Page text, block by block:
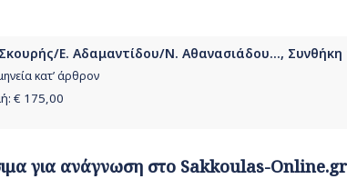
Ε. Αδαμαντίδου/Ν. Αθανασιάδου...,
κατ’ άρθρον
€ 175,00
για ανάγνωση στο Sakkoulas-Online.gr